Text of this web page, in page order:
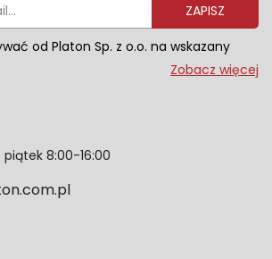
ZAPISZ
od Platon Sp. z o.o. na wskazany
e-mail informacje marketingowe
osobowych znajdziesz w naszej
Wycofanie zgody nie wpłynie na
przetwarzania dokonanego przed
Zobacz więcej
8:00-16:00